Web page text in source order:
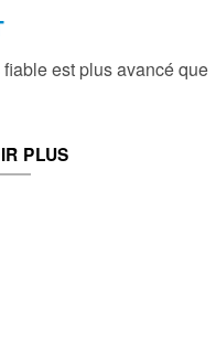
est plus avancé que
PLUS